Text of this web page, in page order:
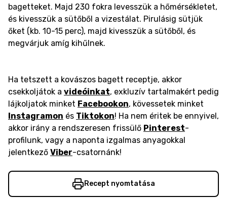
bagetteket. Majd 230 fokra levesszük a hőmérsékletet,
és kivesszük a sütőből a vizestálat. Pirulásig sütjük
őket (kb. 10-15 perc), majd kivesszük a sütőből, és
megvárjuk amíg kihűlnek.
Ha tetszett a kovászos bagett receptje, akkor
csekkoljátok a videóinkat, exkluzív tartalmakért pedig
lájkoljatok minket Facebookon, kövessetek minket
Instagramon és Tiktokon! Ha nem éritek be ennyivel,
akkor irány a rendszeresen frissülő Pinterest-
profilunk, vagy a naponta izgalmas anyagokkal
jelentkező Viber-csatornánk!
Recept nyomtatása